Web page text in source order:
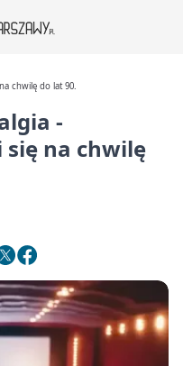
chwilę do lat 90.
-
się na chwilę